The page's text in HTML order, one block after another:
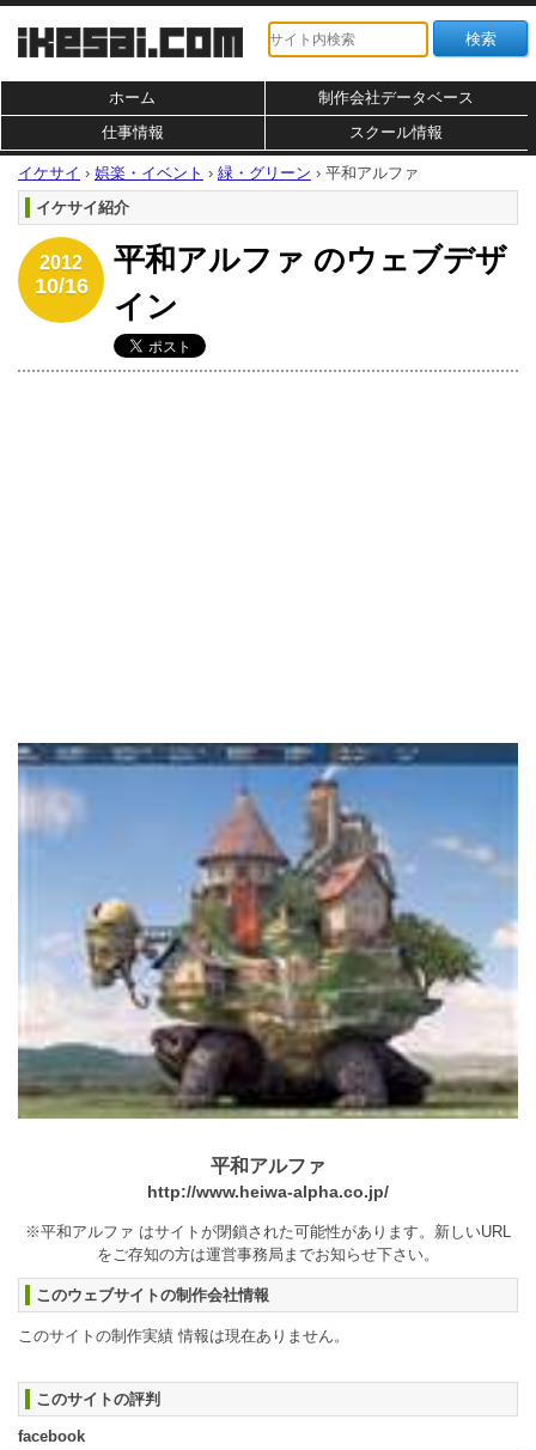
ホーム
制作会社データベース
仕事情報
スクール情報
イケサイ › 娯楽・イベント › 緑・グリーン › 平和アルファ
イケサイ紹介
2012
10/16
平和アルファ のウェブデザ
イン
平和アルファ
http://www.heiwa-alpha.co.jp/
※平和アルファ はサイトが閉鎖された可能性があります。新しいURL
をご存知の方は運営事務局までお知らせ下さい。
このウェブサイトの制作会社情報
このサイトの制作実績 情報は現在ありません。
このサイトの評判
facebook